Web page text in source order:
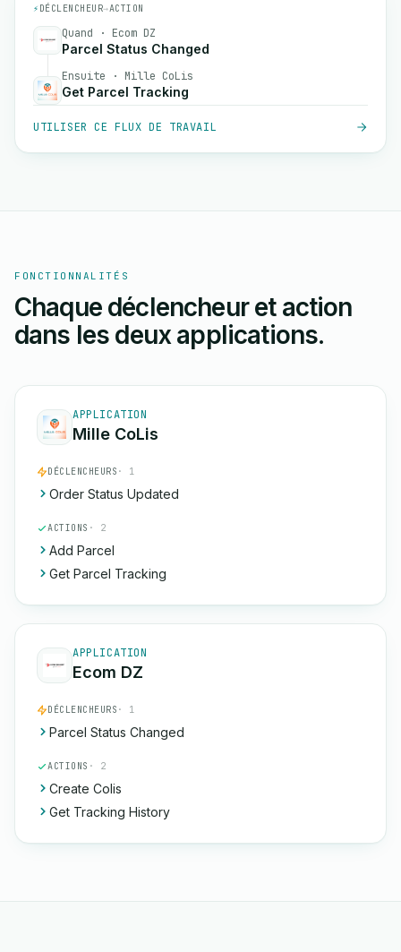
⚡ DÉCLENCHEUR→ACTION
Quand · Ecom DZ
Parcel Status Changed
Ensuite · Mille CoLis
Get Parcel Tracking
UTILISER CE FLUX DE TRAVAIL
FONCTIONNALITÉS
Chaque déclencheur et action
dans les deux applications.
APPLICATION
Mille CoLis
DÉCLENCHEURS · 1
Order Status Updated
ACTIONS · 2
Add Parcel
Get Parcel Tracking
APPLICATION
Ecom DZ
DÉCLENCHEURS · 1
Parcel Status Changed
ACTIONS · 2
Create Colis
Get Tracking History